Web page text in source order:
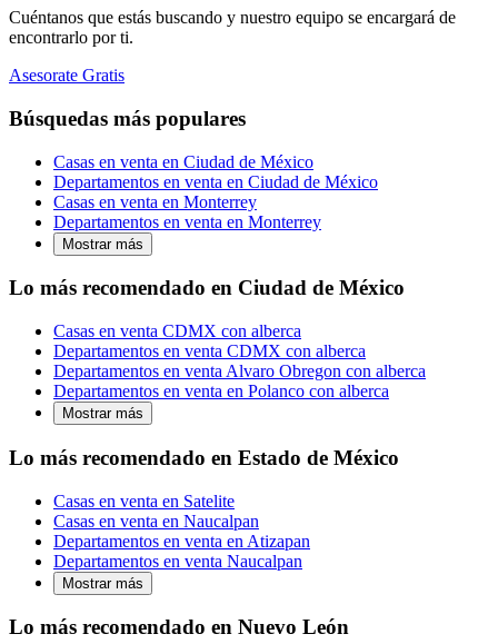
Cuéntanos que estás buscando y nuestro equipo se encargará de
encontrarlo por ti.
Asesorate Gratis
Búsquedas más populares
Casas en venta en Ciudad de México
Departamentos en venta en Ciudad de México
Casas en venta en Monterrey
Departamentos en venta en Monterrey
Mostrar más
Lo más recomendado en Ciudad de México
Casas en venta CDMX con alberca
Departamentos en venta CDMX con alberca
Departamentos en venta Alvaro Obregon con alberca
Departamentos en venta en Polanco con alberca
Mostrar más
Lo más recomendado en Estado de México
Casas en venta en Satelite
Casas en venta en Naucalpan
Departamentos en venta en Atizapan
Departamentos en venta Naucalpan
Mostrar más
Lo más recomendado en Nuevo León